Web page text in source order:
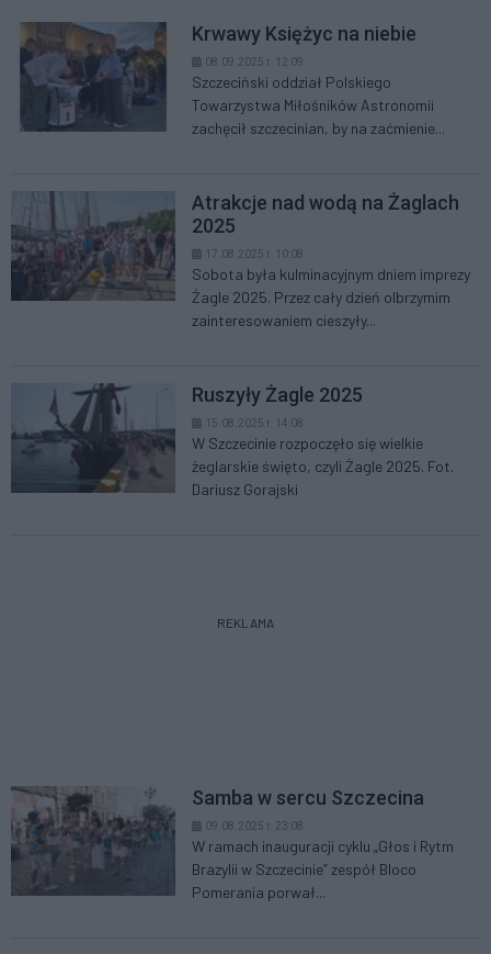
Krwawy Księżyc na niebie
08.09.2025 r. 12:09
Szczeciński oddział Polskiego
Towarzystwa Miłośników Astronomii
zachęcił szczecinian, by na zaćmienie...
Atrakcje nad wodą na Żaglach
2025
17.08.2025 r. 10:08
Sobota była kulminacyjnym dniem imprezy
Żagle 2025. Przez cały dzień olbrzymim
zainteresowaniem cieszyły...
Ruszyły Żagle 2025
15.08.2025 r. 14:08
W Szczecinie rozpoczęło się wielkie
żeglarskie święto, czyli Żagle 2025. Fot.
Dariusz Gorajski
REKLAMA
Samba w sercu Szczecina
09.08.2025 r. 23:08
W ramach inauguracji cyklu „Głos i Rytm
Brazylii w Szczecinie” zespół Bloco
Pomerania porwał...